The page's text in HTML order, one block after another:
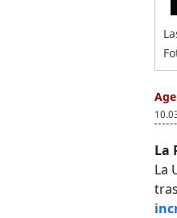
La
La